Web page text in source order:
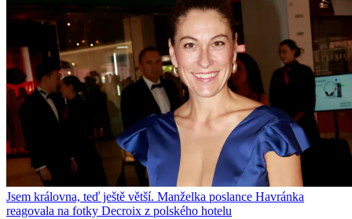
Jsem královna, teď ještě větší. Manželka poslance Havránka
reagovala na fotky Decroix z polského hotelu